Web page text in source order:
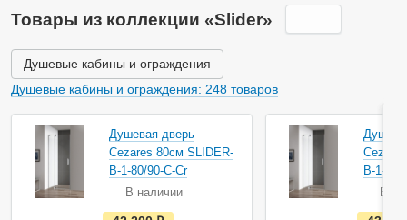
а
и
ч
и
и
Товары из коллекции «Slider»
Душевые кабины и ограждения
Душевые кабины и ограждения: 248 товаров
Душевая дверь
Cezares 80см SLIDER-
B-1-80/90-C-Cr
В наличии
е
B-1-90/
В